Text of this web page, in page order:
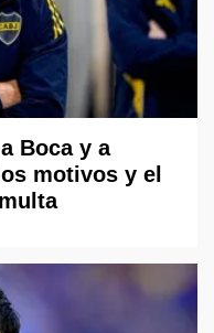
Boca y a
motivos y el